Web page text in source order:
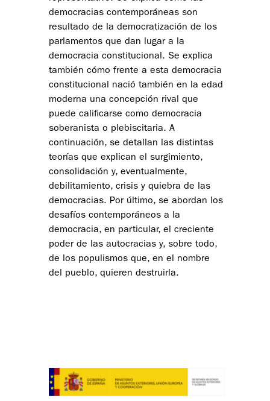
democracias contemporáneas son
resultado de la democratización de los
parlamentos que dan lugar a la
democracia constitucional. Se explica
también cómo frente a esta democracia
constitucional nació también en la edad
moderna una concepción rival que
puede calificarse como democracia
soberanista o plebiscitaria. A
continuación, se detallan las distintas
teorías que explican el surgimiento,
consolidación y, eventualmente,
debilitamiento, crisis y quiebra de las
democracias. Por último, se abordan los
desafíos contemporáneos a la
democracia, en particular, el creciente
poder de las autocracias y, sobre todo,
de los populismos que, en el nombre
del pueblo, quieren destruirla.